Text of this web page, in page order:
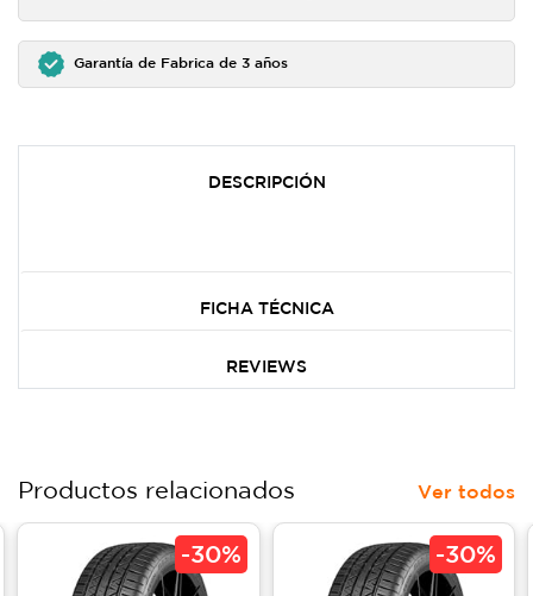
Garantía de Fabrica de 3 años
DESCRIPCIÓN
FICHA TÉCNICA
REVIEWS
Productos relacionados Ver todos
-30% -30%